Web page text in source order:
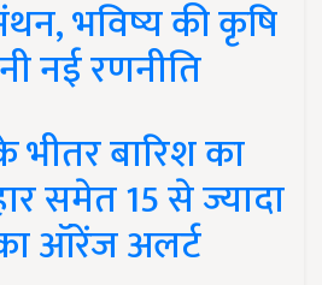
भविष्य की कृषि
नई रणनीति
बारिश का
समेत 15 से ज्यादा
ऑरेंज अलर्ट